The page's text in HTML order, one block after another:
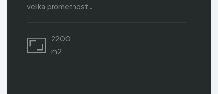
velika prometnost…
2200
m2